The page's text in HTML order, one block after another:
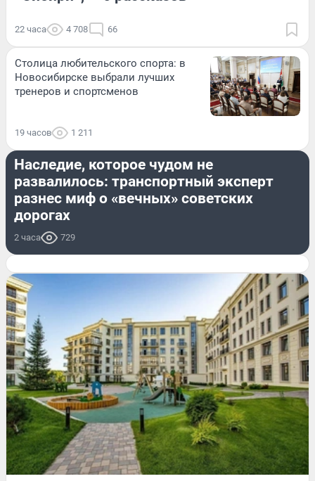
22 часа 4 708 66
Столица любительского спорта: в
Новосибирске выбрали лучших
тренеров и спортсменов
19 часов 1 211
ДОРОГИ И ТРАНСПОРТ
Наследие, которое чудом не
развалилось: транспортный эксперт
разнес миф о «вечных» советских
дорогах
2 часа 729